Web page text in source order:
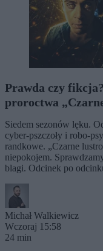
Prawda czy
proroctwa
Siedem sezonów lęku.
cyber-pszczoły i robo-
randkowe. „Czarne
niepokojem.
blagi. Odcinek po
Michał Walkiewicz
Wczoraj 15:58
24 min